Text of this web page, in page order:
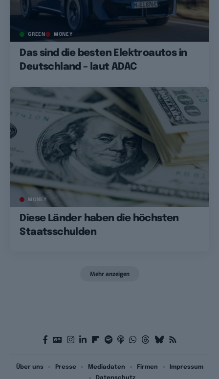
GREEN MONEY
Das sind die besten Elektroautos in
Deutschland – laut ADAC
MONEY
Diese Länder haben die höchsten
Staatsschulden
Mehr anzeigen
Über uns Presse Mediadaten Firmen
Impressum